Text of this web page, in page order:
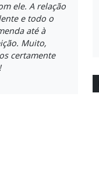
ele. A relação
e todo o
até à
Muito,
certamente